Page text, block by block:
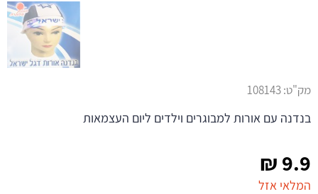
9.9
₪
המלאי אזל
מק"ט:108143
בנדנה עם אורות למבוגרים וילדים ליום העצמאות